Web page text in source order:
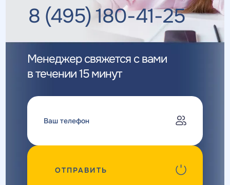
8 (495) 180-41-25
Менеджер свяжется с вами
в течении 15 минут
ОТПРАВИТЬ